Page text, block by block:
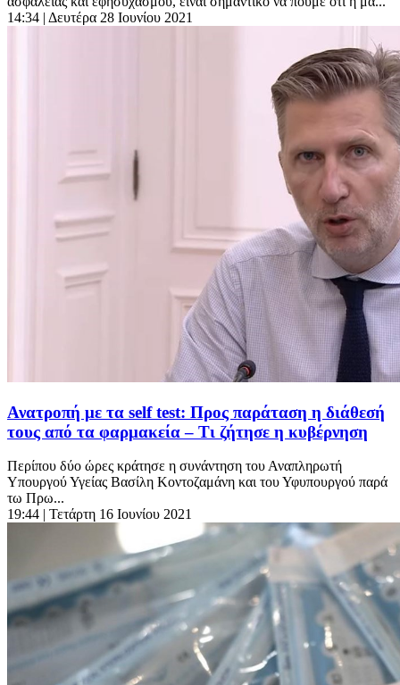
14:34 | Δευτέρα 28 Ιουνίου 2021
Ανατροπή με τα self test: Προς παράταση η διάθεσή
τους από τα φαρμακεία – Τι ζήτησε η κυβέρνηση
Περίπου δύο ώρες κράτησε η συνάντηση του Αναπληρωτή
Υπουργού Υγείας Βασίλη Κοντοζαμάνη και του Υφυπουργού παρά
τω Πρω...
19:44 | Τετάρτη 16 Ιουνίου 2021